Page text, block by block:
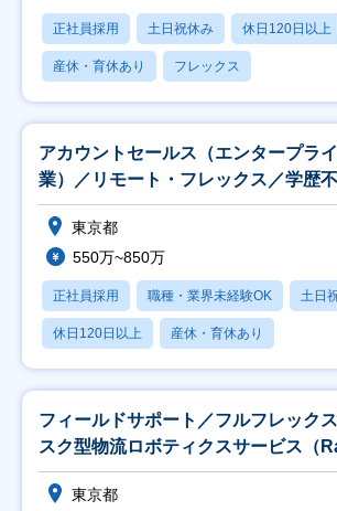
正社員採用 土日祝休み 休日120日以上
産休・育休あり フレックス
アカウントセールス（エンタープラ
業）／リモート・フレックス／学歴
東京都
550万~850万
正社員採用 職種・業界未経験OK 土日
休日120日以上 産休・育休あり
フィールドサポート／フルフレック
スク型物流ロボティクスサービス（
東京都